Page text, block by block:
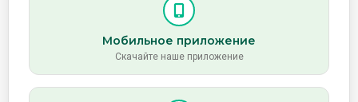
Мобильное приложение
Скачайте наше приложение